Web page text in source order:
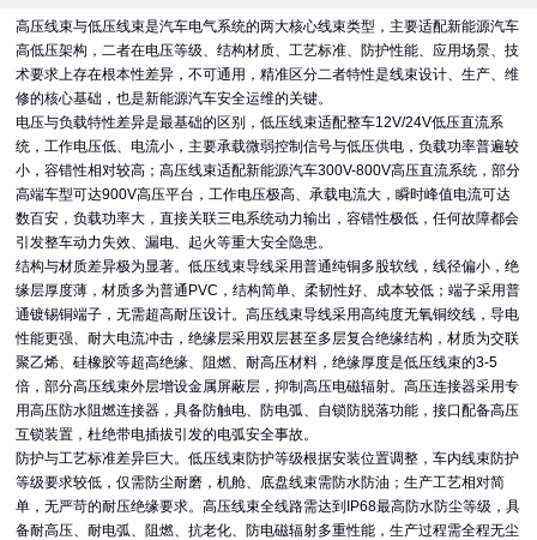
高压线束与低压线束是汽车电气系统的两大核心线束类型，主要适配新能源汽车
高低压架构，二者在电压等级、结构材质、工艺标准、防护性能、应用场景、技
术要求上存在根本性差异，不可通用，精准区分二者特性是线束设计、生产、维
修的核心基础，也是新能源汽车安全运维的关键。
电压与负载特性差异是最基础的区别，低压线束适配整车12V/24V低压直流系
统，工作电压低、电流小，主要承载微弱控制信号与低压供电，负载功率普遍较
小，容错性相对较高；高压线束适配新能源汽车300V-800V高压直流系统，部分
高端车型可达900V高压平台，工作电压极高、承载电流大，瞬时峰值电流可达
数百安，负载功率大，直接关联三电系统动力输出，容错性极低，任何故障都会
引发整车动力失效、漏电、起火等重大安全隐患。
结构与材质差异极为显著。低压线束导线采用普通纯铜多股软线，线径偏小，绝
缘层厚度薄，材质多为普通PVC，结构简单、柔韧性好、成本较低；端子采用普
通镀锡铜端子，无需超高耐压设计。高压线束导线采用高纯度无氧铜绞线，导电
性能更强、耐大电流冲击，绝缘层采用双层甚至多层复合绝缘结构，材质为交联
聚乙烯、硅橡胶等超高绝缘、阻燃、耐高压材料，绝缘厚度是低压线束的3-5
倍，部分高压线束外层增设金属屏蔽层，抑制高压电磁辐射。高压连接器采用专
用高压防水阻燃连接器，具备防触电、防电弧、自锁防脱落功能，接口配备高压
互锁装置，杜绝带电插拔引发的电弧安全事故。
防护与工艺标准差异巨大。低压线束防护等级根据安装位置调整，车内线束防护
等级要求较低，仅需防尘耐磨，机舱、底盘线束需防水防油；生产工艺相对简
单，无严苛的耐压绝缘要求。高压线束全线路需达到IP68最高防水防尘等级，具
备耐高压、耐电弧、阻燃、抗老化、防电磁辐射多重性能，生产过程需全程无尘